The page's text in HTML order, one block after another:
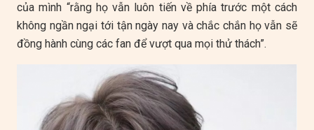
của mình “rằng họ vẫn luôn tiến về phía trước một cách
không ngần ngại tới tận ngày nay và chắc chắn họ vẫn sẽ
đồng hành cùng các fan để vượt qua mọi thử thách”.